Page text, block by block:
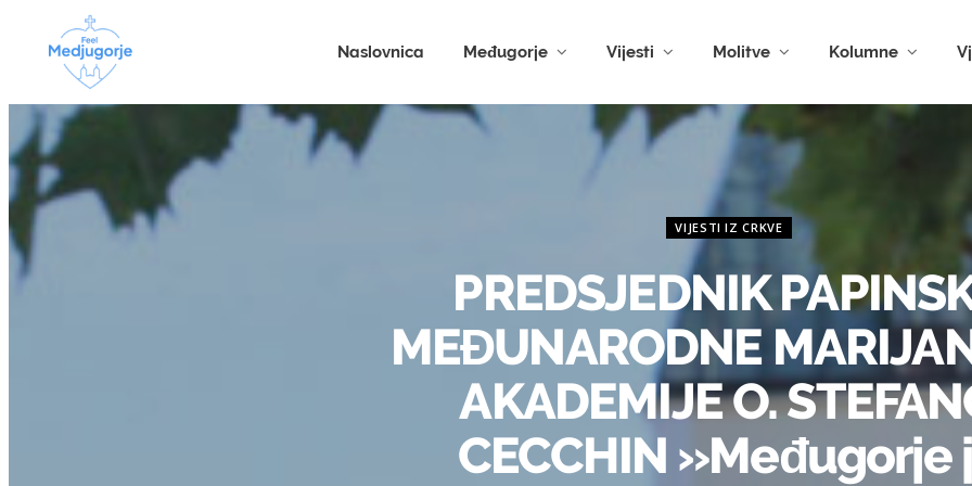
Naslovnica Međugorje Vijesti Molitve Kolumne
VIJESTI IZ CRKVE
PREDSJEDNIK
MEĐUNARODNE
AKADEMIJE O.
CECCHIN »Međugorje